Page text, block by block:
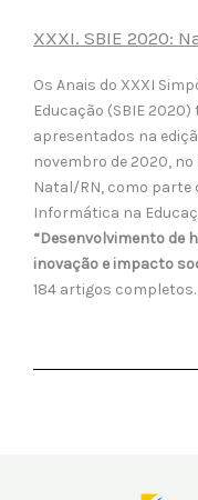
XXXI. SBIE 2020:
Os Anais do XXXI
Educação (SBIE
apresentados na
novembro de 2020,
Natal/RN, como parte
Informática na
“Desenvolvimento de
inovação e impacto
184 artigos completos.